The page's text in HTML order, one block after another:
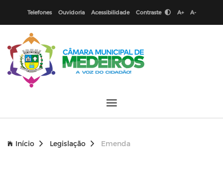
Telefones Ouvidoria Acessibilidade Contraste A+ A-
Início Legislação Emenda